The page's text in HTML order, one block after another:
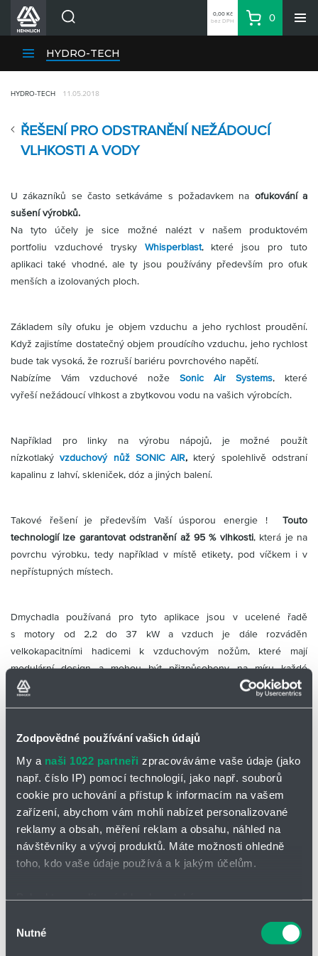
Zodpovědné používání vašich údajů
My a naši 1022 partneři zpracováváme vaše údaje (jako
např. číslo IP) pomocí technologií, jako např. souborů
cookie pro uchování a přístup k informacím na vašem
zařízení, abychom vám mohli nabízet personalizované
reklamy a obsah, měření reklam a obsahu, náhled na
návštěvníky a vývoj produktů. Máte možnosti ohledně
toho, kdo vaše údaje používá a k jakým účelům.
které mohou být přesné na několik metrů
souhlasu
Nutné
Divize HENNLICH
Aktuality
Blog
Kariéra
Kontakty
CS
Přihlásit se
CZK
Nákupní seznam
Partner Zone
0,00 Kč
bez DPH
Košík
0
HYDRO-TECH
ŘEŠENÍ PRO ODSTRANĚNÍ NEŽÁDOUCÍ
VLHKOSTI A VODY
HYDRO-TECH 11.05.2018
U zákazníků se často setkáváme s požadavkem na ofukování a
sušení výrobků.
Na tyto účely je sice možné nalézt v našem produktovém
portfoliu vzduchové trysky Whisperblast, které jsou pro tuto
aplikaci také vhodné, ale ty jsou používány především pro ofuk
menších a izolovaných ploch.
Základem síly ofuku je objem vzduchu a jeho rychlost proudění.
Když zajistíme dostatečný objem proudícího vzduchu, jeho rychlost
bude tak vysoká, že rozruší bariéru povrchového napětí.
Nabízíme Vám vzduchové nože Sonic Air Systems, které
vyřeší nežádoucí vlhkost a zbytkovou vodu na vašich výrobcích.
Například pro linky na výrobu nápojů, je možné použít
nízkotlakývzduchový nůž SONIC AIR, který spolehlivě odstraní
kapalinu z lahví, skleniček, dóz a jiných balení.
Takové řešení je především Vaší úsporou energie ! Touto
technologií lze garantovat odstranění až 95 % vlhkosti, která je na
povrchu výrobku, tedy například v místě etikety, pod víčkem i v
nepřístupných místech.
Dmychadla používaná pro tyto aplikace jsou v ucelené řadě
s motory od 2,2 do 37 kW a vzduch je dále rozváděn
velkokapacitními hadicemi k vzduchovým nožům, které mají
modulární design a mohou být přizpůsobeny na míru každé
jednotlivé aplikaci. Systém lze vybavit dalším příslušenstvím, jako
Vzduchové nože mají všestrané použití nejen v potravinářství, ale i
v automobilovém průmyslu a ocelářství.
Pro více informací navštivte naše produktové stránky
prohlídněte aplikační videa na našem